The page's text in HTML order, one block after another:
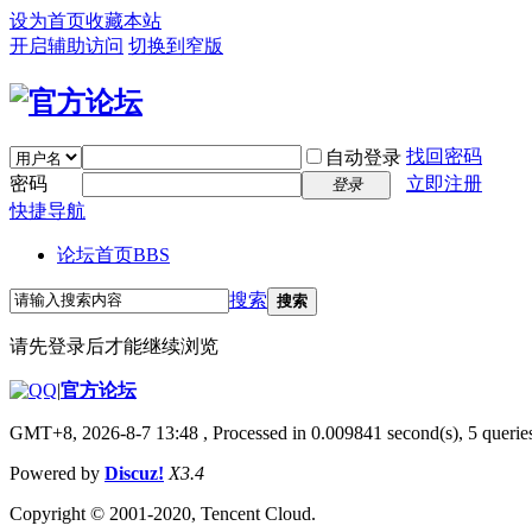
设为首页收藏本站
开启辅助访问 切换到窄版
自动登录 找回密码
密码
登录
立即注册
快捷导航
论坛首页BBS
搜索 搜索
请先登录后才能继续浏览
|官方论坛
GMT+8, 2026-8-7 13:48 , Processed in 0.009841 second(s), 5
Powered by Discuz! X3.4
Copyright © 2001-2020, Tencent Cloud.